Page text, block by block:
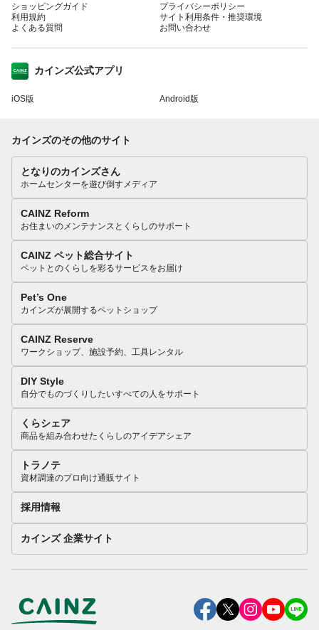
ショッピングガイド
利用規約
よくある質問
プライバシーポリシー
サイト利用条件・推奨環境
お問い合わせ
カインズ公式アプリ
iOS版 Android版
カインズのその他のサイト
となりのカインズさん
ホームセンターを遊び倒すメディア
CAINZ Reform
お住まいのメンテナンスとくらしのサポート
CAINZ ペット総合サイト
ペットとのくらしを彩るサービスをお届け
Pet’s One
カインズが展開するペットショップ
CAINZ Reserve
ワークショップ、施設予約、工具レンタル
DIY Style
自分でものづくりしたいすべての人をサポート
くらシェア
商品を組み合わせたくらしのアイデアシェア
トラノテ
資材調達のプロ向け通販サイト
採用情報
カインズ 企業サイト